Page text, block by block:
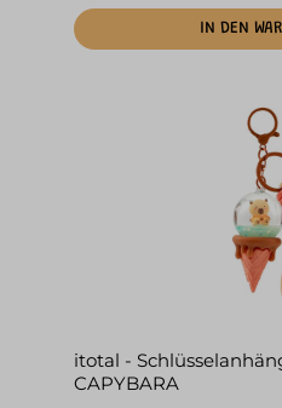
IN DEN
itotal -
CAPYBARA